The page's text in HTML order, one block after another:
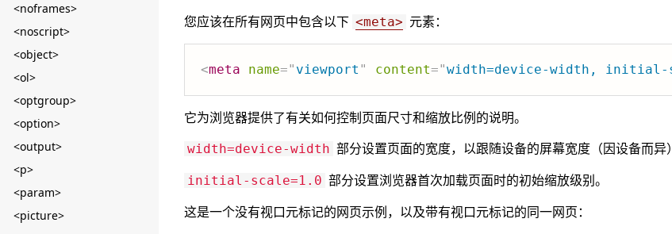
<noframes>
<noscript>
<object>
<ol>
<optgroup>
<option>
<output>
<p>
<param>
<picture>
您应该在所有网页中包含以下 <meta> 元素：
<meta name=" viewport " content="width=device-width, initial-
它为浏览器提供了有关如何控制页面尺寸和缩放比例的说明。
width=device-width 部分设置页面的宽度，以跟随设备的屏幕宽度（因设备而异
initial-scale=1.0 部分设置浏览器首次加载页面时的初始缩放级别。
这是一个没有视口元标记的网页示例，以及带有视口元标记的同一网页：